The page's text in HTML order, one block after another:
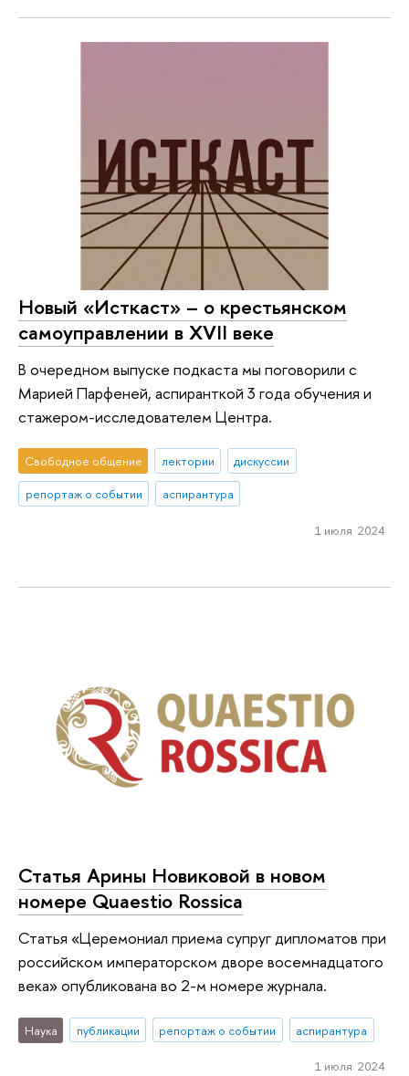
Новый «Исткаст» – о крестьянском
самоуправлении в XVII веке
В очередном выпуске подкаста мы поговорили с
Марией Парфеней, аспиранткой 3 года обучения и
стажером-исследователем Центра.
Свободное общение лектории
дискуссии
репортаж о событии
аспирантура
1 июля 2024
Статья Арины Новиковой в новом
номере Quaestio Rossica
Статья «Церемониал приема супруг дипломатов при
российском императорском дворе восемнадцатого
века» опубликована во 2-м номере журнала.
Наука публикации репортаж о событии аспирантура
1 июля 2024